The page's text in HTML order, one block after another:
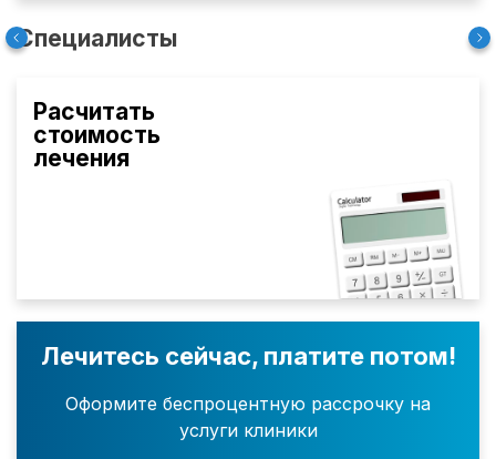
Специалисты
Расчитать
стоимость
лечения
Лечитесь сейчас, платите потом!
Оформите беспроцентную рассрочку на
услуги клиники